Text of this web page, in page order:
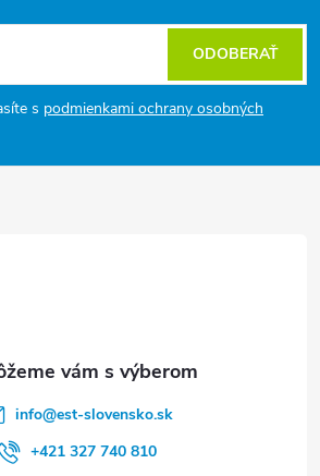
s podmienkami ochrany osobných
ODOBERAŤ
info@est-slovensko.sk
+421 327 740 810